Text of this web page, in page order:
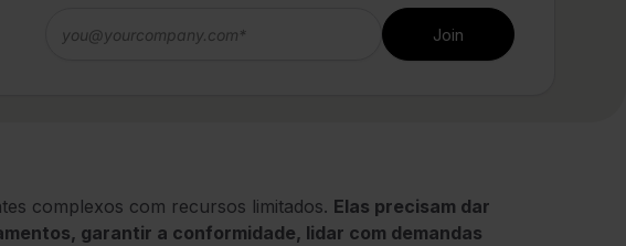
complexos com recursos limitados. Elas precisam dar
garantir a conformidade, lidar com demandas